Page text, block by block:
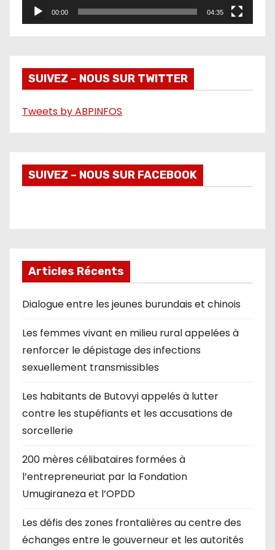
v
o
00:00 04:35
SUIVEZ – NOUS SUR TWITTER
Tweets by ABPINFOS
SUIVEZ – NOUS SUR FACEBOOK
Articles Récents
Dialogue entre les jeunes burundais et chinois
Les femmes vivant en milieu rural appelées à
renforcer le dépistage des infections
sexuellement transmissibles
Les habitants de Butovyi appelés à lutter
contre les stupéfiants et les accusations de
sorcellerie
200 mères célibataires formées à
l’entrepreneuriat par la Fondation
Umugiraneza et l’OPDD
Les défis des zones frontalières au centre des
échanges entre le gouverneur et les autorités